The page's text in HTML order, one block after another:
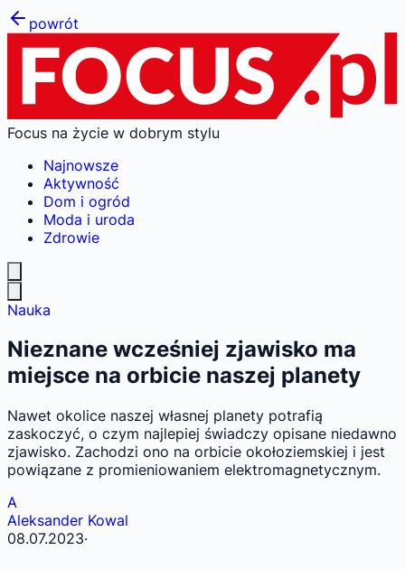
powrót
Focus na życie w dobrym stylu
Najnowsze
Aktywność
Dom i ogród
Moda i uroda
Zdrowie
Nauka
Nieznane wcześniej zjawisko ma
miejsce na orbicie naszej planety
Nawet okolice naszej własnej planety potrafią
zaskoczyć, o czym najlepiej świadczy opisane niedawno
zjawisko. Zachodzi ono na orbicie okołoziemskiej i jest
powiązane z promieniowaniem elektromagnetycznym.
A
Aleksander Kowal
08.07.2023·